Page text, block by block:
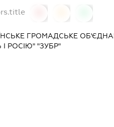
ГРОМАДСЬКЕ
І РОСІЮ" "ЗУБР"